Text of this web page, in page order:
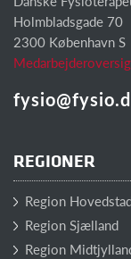
Holmbladsgade 70
2300 København S
REGIONER
Region
Region Sjælland
Region